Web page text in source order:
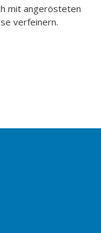
mit angerösteten
verfeinern.